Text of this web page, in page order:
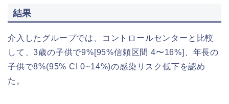
結果
介入したグループでは、コントロールセンターと比較
して、3歳の子供で9%[95%信頼区間 4〜16%]、年長の
子供で8%(95% CI 0~14%)の感染リスク低下を認め
た。